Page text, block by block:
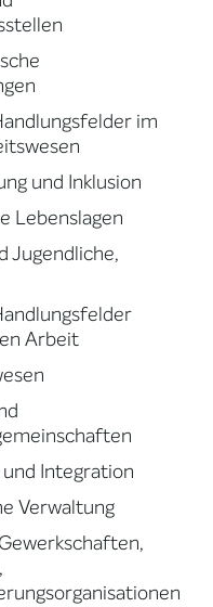
im
und Inklusion
Lebenslagen
Jugendliche,
Arbeit
Integration
Verwaltung